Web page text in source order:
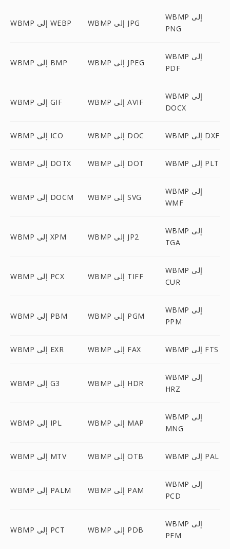
WBMP إلى WEBP WBMP إلى JPG
WBMP إلى
PNG
WBMP إلى BMP WBMP إلى JPEG
WBMP إلى
PDF
WBMP إلى GIF WBMP إلى AVIF
WBMP إلى
DOCX
WBMP إلى ICO WBMP إلى DOC WBMP إلى DXF
WBMP إلى DOTX WBMP إلى DOT WBMP إلى PLT
WBMP إلى DOCM WBMP إلى SVG
WBMP إلى
WMF
WBMP إلى XPM WBMP إلى JP2
WBMP إلى
TGA
WBMP إلى PCX WBMP إلى TIFF
WBMP إلى
CUR
WBMP إلى PBM WBMP إلى PGM
WBMP إلى
PPM
WBMP إلى EXR WBMP إلى FAX WBMP إلى FTS
WBMP إلى G3 WBMP إلى HDR
WBMP إلى
HRZ
WBMP إلى IPL WBMP إلى MAP
WBMP إلى
MNG
WBMP إلى MTV WBMP إلى OTB WBMP إلى PAL
WBMP إلى PALM WBMP إلى PAM
WBMP إلى
PCD
WBMP إلى PCT WBMP إلى PDB
WBMP إلى
PFM